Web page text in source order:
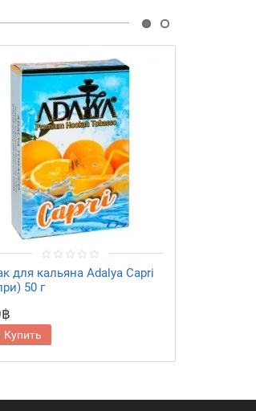
для кальяна Adalya Capri
50 г
Купить